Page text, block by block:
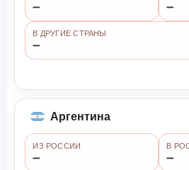
➖ ➖
В ДРУГИЕ СТРАНЫ
➖
Аргентина
ИЗ РОССИИ
➖
В
➖